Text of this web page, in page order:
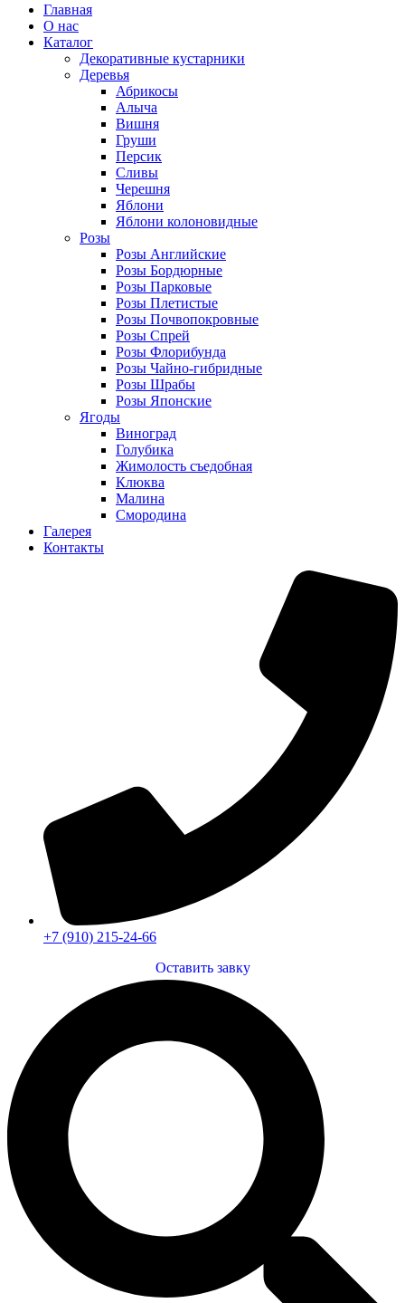
Главная
О нас
Каталог
Декоративные кустарники
Деревья
Абрикосы
Алыча
Вишня
Груши
Персик
Сливы
Черешня
Яблони
Яблони колоновидные
Розы
Розы Английские
Розы Бордюрные
Розы Парковые
Розы Плетистые
Розы Почвопокровные
Розы Спрей
Розы Флорибунда
Розы Чайно-гибридные
Розы Шрабы
Розы Японские
Ягоды
Виноград
Голубика
Жимолость съедобная
Клюква
Малина
Смородина
Галерея
Контакты
+7 (910) 215-24-66
Оставить завку